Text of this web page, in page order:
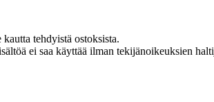
tehdyistä ostoksista.
ei saa käyttää ilman tekijänoikeuksien